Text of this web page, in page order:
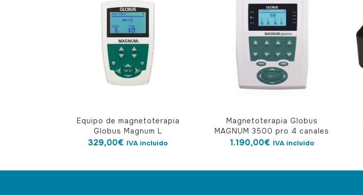
Equipo de magnetoterapia
Globus Magnum L
329,00€ IVA incluido
Magnetoterapia Globus
MAGNUM 3500 pro 4 canales
1.190,00€ IVA incluido